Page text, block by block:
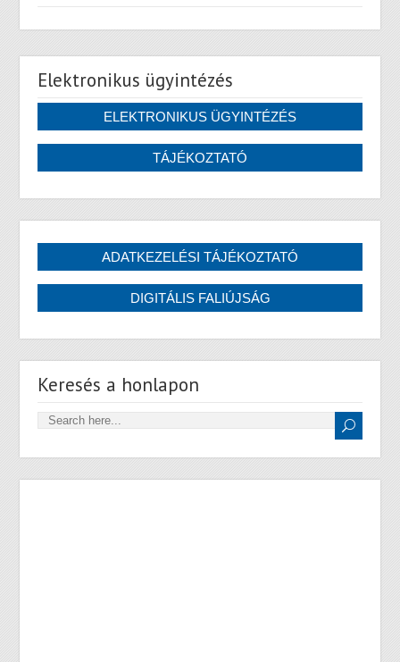
Elektronikus ügyintézés
Keresés a honlapon